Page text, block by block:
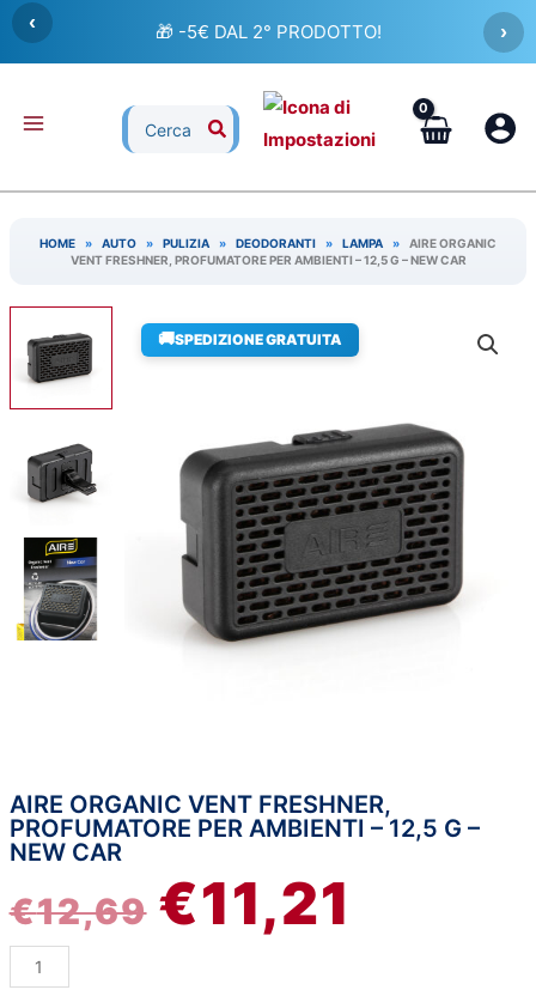
Vai
contenuto
‹ 🎁 -5€ DAL 2° PRODOTTO! ›
Ricerca
per:
HOME » AUTO » PULIZIA » DEODORANTI » LAMPA »
AIRE ORGANIC
VENT FRESHNER, PROFUMATORE PER AMBIENTI – 12,5 G – NEW CAR
🚚SPEDIZIONE GRATUITA
AIRE ORGANIC VENT FRESHNER,
PROFUMATORE PER AMBIENTI – 12,5 G –
NEW CAR
€12,69
IL
PREZZO
ORIGINALE
€11,21
IL
Aire
Organic
Vent
profumatore
per
ambienti